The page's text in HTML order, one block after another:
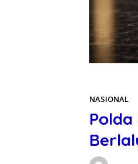
NASIONAL